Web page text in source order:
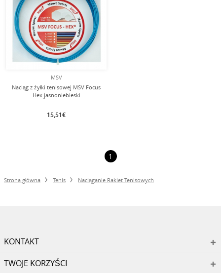
MSV
Naciąg z żyłki tenisowej MSV Focus
Hex jasnoniebieski
15,51€
1
Strona główna Tenis Naciąganie Rakiet Tenisowych
KONTAKT
TWOJE KORZYŚCI